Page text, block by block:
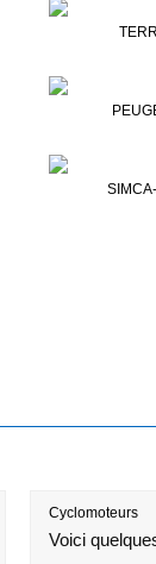
Cyclomoteurs
Voici